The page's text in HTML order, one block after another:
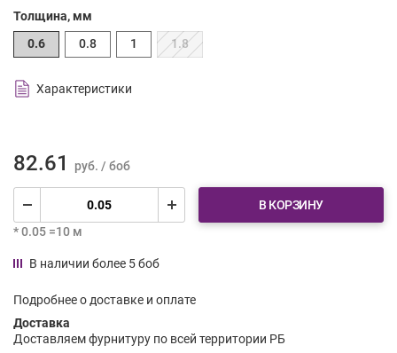
Толщина, мм
0.6
0.8 1 1.8
Характеристики
82.61 руб. / боб
В КОРЗИНУ
* 0.05 =10 м
В наличии более 5 боб
Подробнее о доставке и оплате
Доставка
Доставляем фурнитуру по всей территории РБ